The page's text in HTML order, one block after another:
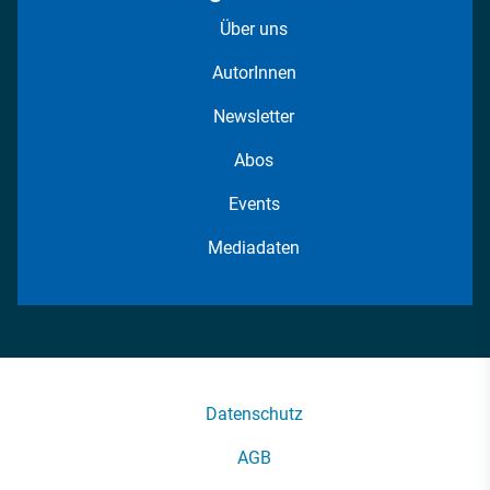
Über uns
AutorInnen
Newsletter
Abos
Events
Mediadaten
Datenschutz
AGB